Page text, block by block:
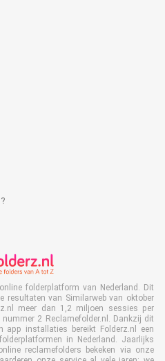
folderplatform van Nederland. Dit
resultaten van Similarweb van oktober
meer dan 1,2 miljoen sessies per
2 Reclamefolder.nl. Dankzij dit
app installaties bereikt Folderz.nl een
in Nederland. Jaarlijks
reclamefolders bekeken via onze